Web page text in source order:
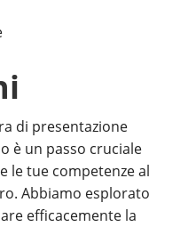
di presentazione
è un passo cruciale
le tue competenze al
Abbiamo esplorato
efficacemente la